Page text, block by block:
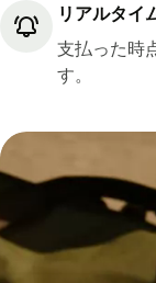
リアルタイ
支払った時
す。